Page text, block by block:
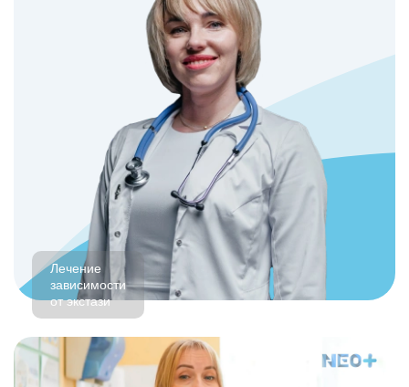
Лечение
зависимости
от экстази